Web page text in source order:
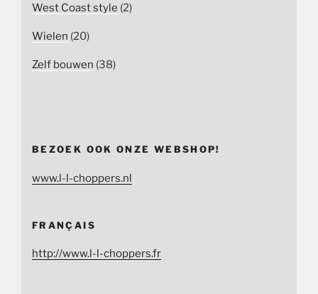
West Coast style (2)
Wielen (20)
Zelf bouwen (38)
BEZOEK OOK ONZE WEBSHOP!
www.l-l-choppers.nl
FRANÇAIS
http://www.l-l-choppers.fr